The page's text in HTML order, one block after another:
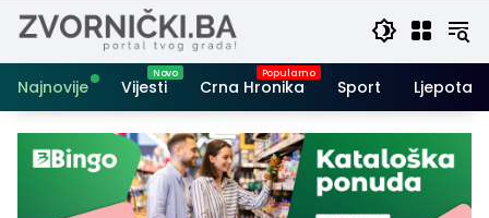
Najnovije Vijesti Crna Hronika Sport Ljepota i